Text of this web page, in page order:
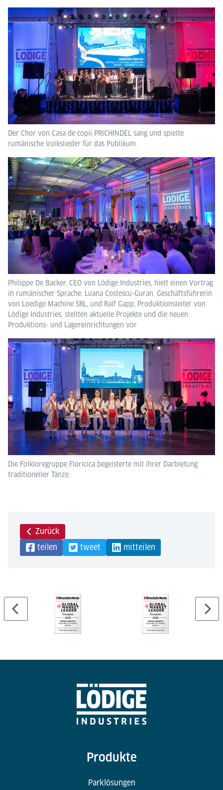
Der Chor von Casa de copii PRICHINDEL sang und spielte
rumänische Volkslieder für das Publikum.
Philippe De Backer, CEO von Lödige Industries, hielt einen Vortrag
in rumänischer Sprache. Luana Costescu-Guran, Geschäftsführerin
von Loedige Machine SRL, und Ralf Gapp, Produktionsleiter von
Lödige Industries, stellten aktuelle Projekte und die neuen
Produktions- und Lagereinrichtungen vor
Die Folkloregruppe Floricica begeisterte mit ihrer Darbietung
traditioneller Tänze.
Zurück
teilen
tweet mitteilen
Produkte
Parklösungen